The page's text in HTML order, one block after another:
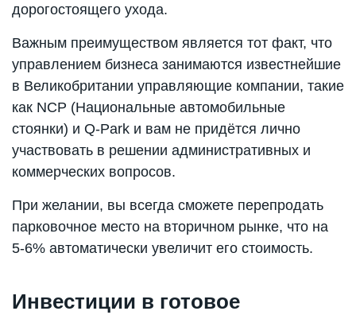
дорогостоящего ухода.
Важным преимуществом является тот факт, что
управлением бизнеса занимаются известнейшие
в Великобритании управляющие компании, такие
как NCP (Национальные автомобильные
стоянки) и Q-Park и вам не придётся лично
участвовать в решении административных и
коммерческих вопросов.
При желании, вы всегда сможете перепродать
парковочное место на вторичном рынке, что на
5-6% автоматически увеличит его стоимость.
Инвестиции в готовое